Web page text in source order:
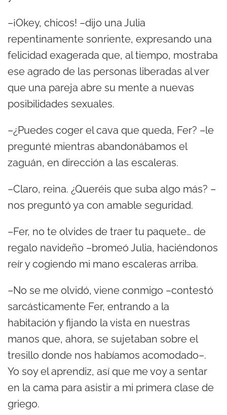
–¡Okey, chicos! –dijo una Julia
repentinamente sonriente, expresando una
felicidad exagerada que, al tiempo, mostraba
ese agrado de las personas liberadas al ver
que una pareja abre su mente a nuevas
posibilidades sexuales.
–¿Puedes coger el cava que queda, Fer? –le
pregunté mientras abandonábamos el
zaguán, en dirección a las escaleras.
–Claro, reina. ¿Queréis que suba algo más? –
nos preguntó ya con amable seguridad.
–Fer, no te olvides de traer tu paquete… de
regalo navideño –bromeó Julia, haciéndonos
reír y cogiendo mi mano escaleras arriba.
–No se me olvidó, viene conmigo –contestó
sarcásticamente Fer, entrando a la
habitación y fijando la vista en nuestras
manos que, ahora, se sujetaban sobre el
tresillo donde nos habíamos acomodado–.
Yo soy el aprendiz, así que me voy a sentar
en la cama para asistir a mi primera clase de
griego.